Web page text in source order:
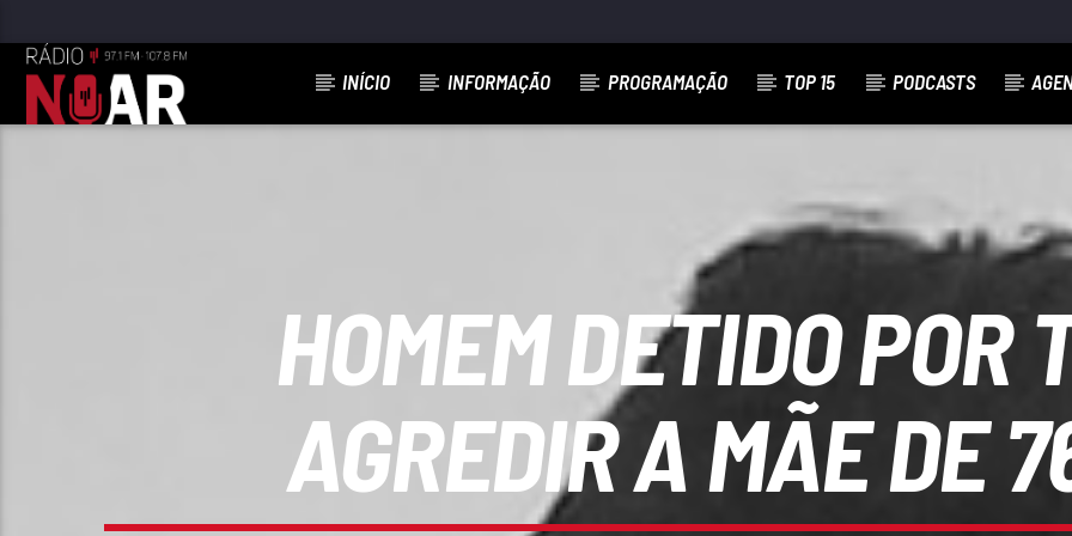
INÍCIO INFORMAÇÃO PROGRAMAÇÃO TOP 15 PODCASTS
HOMEM DETIDO POR
AGREDIR A MÃE DE